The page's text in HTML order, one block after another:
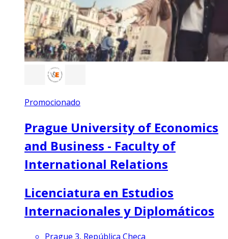
Promocionado
Prague University of Economics
and Business - Faculty of
International Relations
Licenciatura en Estudios
Internacionales y Diplomáticos
Prague 3, República Checa